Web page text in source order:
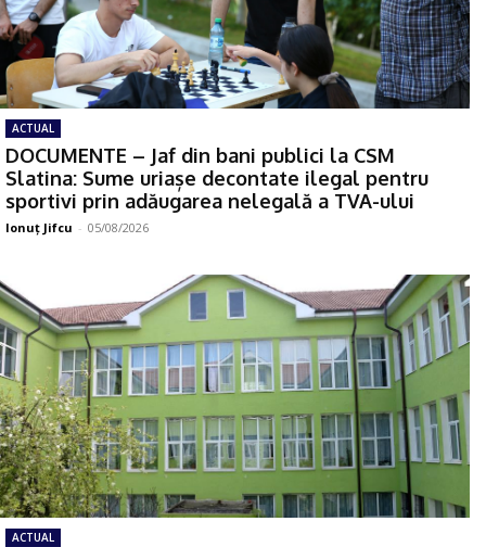
ACTUAL
DOCUMENTE – Jaf din bani publici la CSM
Slatina: Sume uriașe decontate ilegal pentru
sportivi prin adăugarea nelegală a TVA-ului
Ionuţ Jifcu - 05/08/2026
ACTUAL